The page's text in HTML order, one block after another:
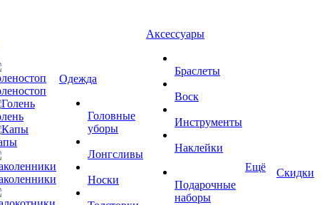
Головные
уборы
Лонгсливы
Носки
Аксессуары
Браслеты
Воск
Инструменты
Наклейки
Подарочные
наборы
Ещё Скидки